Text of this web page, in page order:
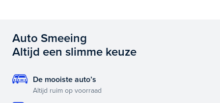
Auto Smeeing
Altijd een slimme keuze
De mooiste auto’s
Altijd ruim op voorraad